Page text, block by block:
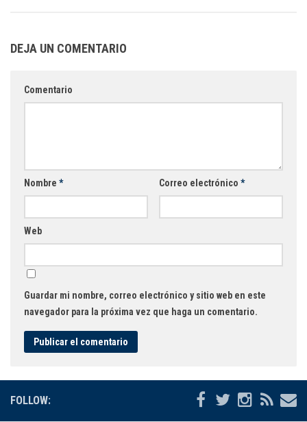
DEJA UN COMENTARIO
Comentario
Nombre * Correo electrónico *
Web
Guardar mi nombre, correo electrónico y sitio web en este
navegador para la próxima vez que haga un comentario.
FOLLOW: